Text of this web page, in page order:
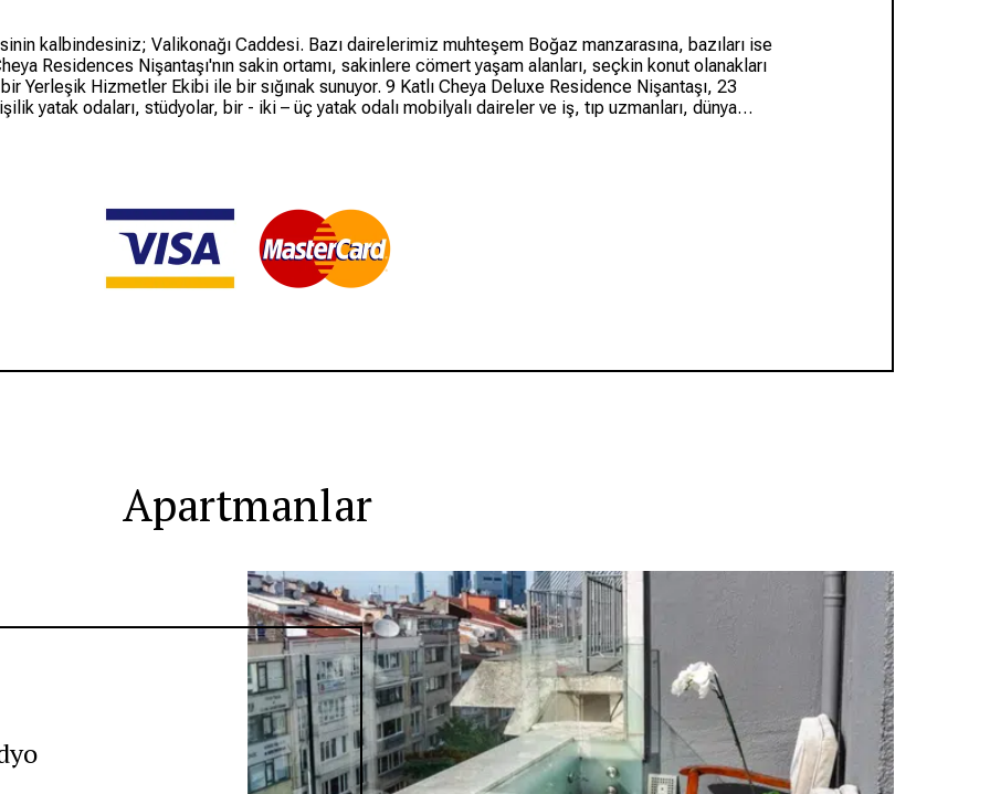
kalbindesiniz; Valikonağı Caddesi. Bazı dairelerimiz muhteşem Boğaz manzarasına, bazıları ise
Residences Nişantaşı'nın sakin ortamı, sakinlere cömert yaşam alanları, seçkin konut olanakları
Yerleşik Hizmetler Ekibi ile bir sığınak sunuyor. 9 Katlı Cheya Deluxe Residence Nişantaşı, 23
yatak odaları, stüdyolar, bir - iki – üç yatak odalı mobilyalı daireler ve iş, tıp uzmanları, dünya
ideal olan tam donanımlı mutfak veya mini mutfaklara sahip çatı katı süitleri. birkaç gün, hafta
üssü olarak ortaya çıkan Nişantaşı, şehrin en ünlü şeflerinin imza restoranlarıyla çevrilidir. Şehir
ve alışverişin tadını çıkarabilirler. İstanbul'un tarihi bölgesinde yer alan Cheya Nişantaşı, tüm
ulaşım aracı sayesinde Cheya Deluxe Residence Nişantaşı'na ve çevresine ulaşım çok kolaydır.
kadar, sizi İstanbul'da bulunan çok sayıda müzeye ve ilgi çekici yere götüren ulaşım
sakinlerin gelişlerini mümkün olduğunca erken planlamamıza izin vermelerini öneririz. En iyi biletler, en
Apartmanlar